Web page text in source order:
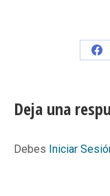
Deja una
Debes Iniciar